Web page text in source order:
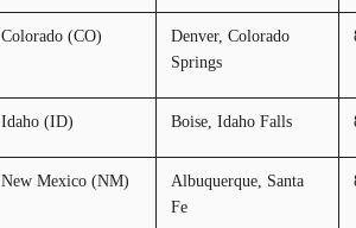
Colorado (CO)
Denver, Colorado
Springs
Idaho (ID) Boise, Idaho Falls
New Mexico (NM)
Albuquerque, Santa
Fe